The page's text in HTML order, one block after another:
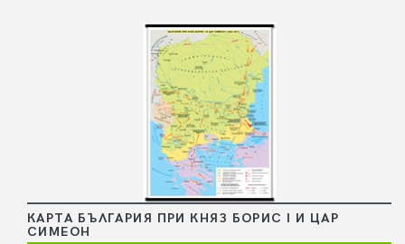
КАРТА БЪЛГАРИЯ ПРИ КНЯЗ БОРИС I И ЦАР
СИМЕОН